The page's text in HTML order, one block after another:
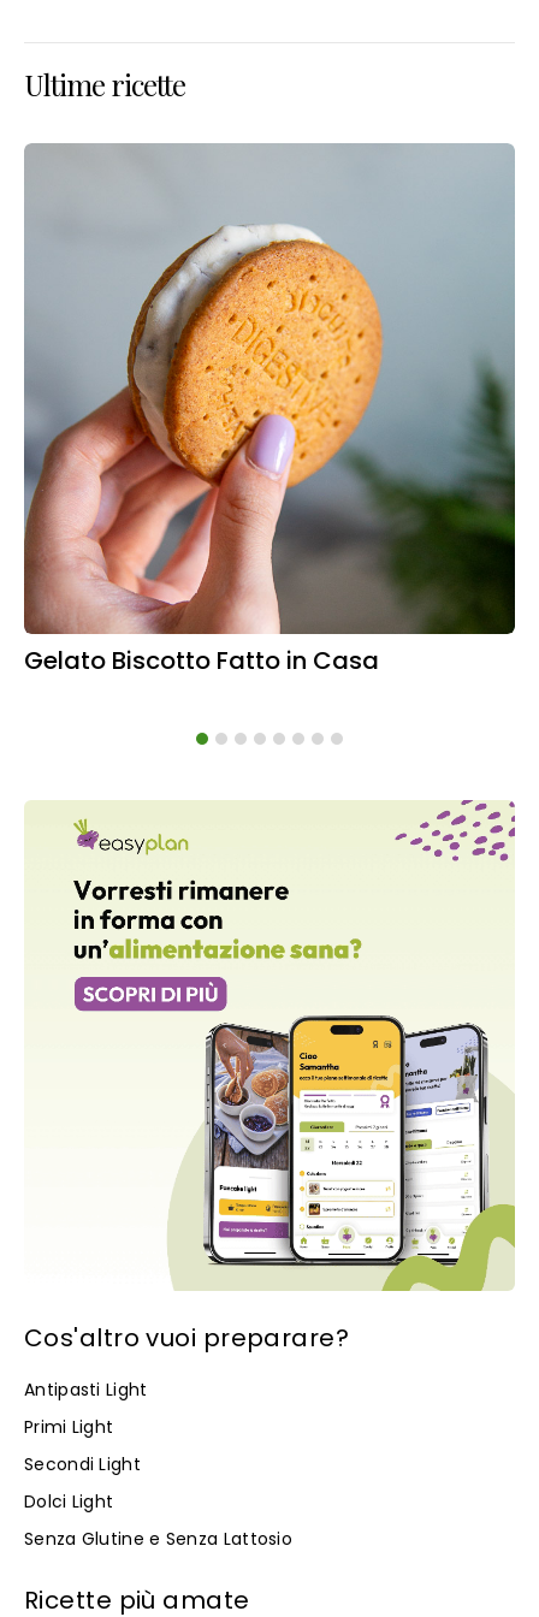
Ultime ricette
Gelato Biscotto Fatto in Casa
Cos'altro vuoi preparare?
Antipasti Light
Primi Light
Secondi Light
Dolci Light
Senza Glutine e Senza Lattosio
Ricette più amate